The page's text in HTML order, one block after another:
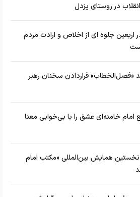
در روستای یزدل
جلوه ای از اخلاص و ارادت مردم
«فصل‌الخطاب» قراردادن سخنان رهبر
امام خامنه‌ای عشق را با بی‌خوابی معنا
نخستین همایش بین‌المللی «مکتب امام